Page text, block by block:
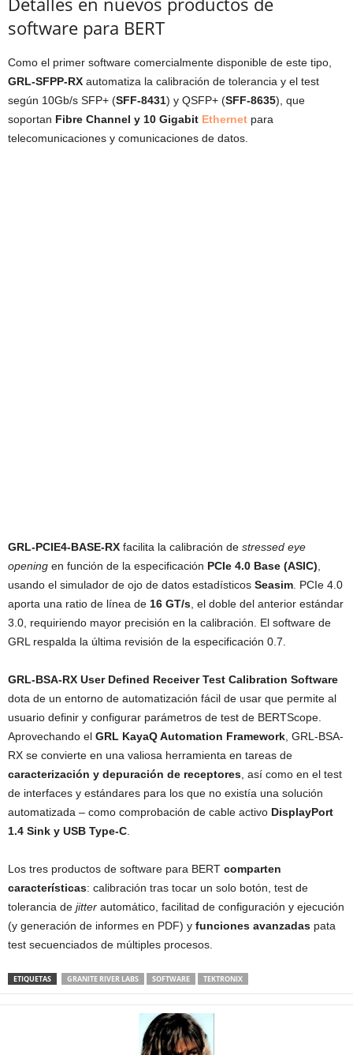
software para BERT
Como el primer software comercialmente disponible de este tipo,
GRL-SFPP-RX automatiza la calibración de tolerancia y el test
según 10Gb/s SFP+ (SFF-8431) y QSFP+ (SFF-8635), que
soportan Fibre Channel y 10 Gigabit Ethernet para
telecomunicaciones y comunicaciones de datos.
GRL-PCIE4-BASE-RX facilita la calibración de stressed eye
opening en función de la especificación PCIe 4.0 Base (ASIC)
usando el simulador de ojo de datos estadísticos Seasim . PCIe 4.0
aporta una ratio de línea de 16 GT/s , el doble del anterior estándar
3.0, requiriendo mayor precisión en la calibración. El software de
GRL respalda la última revisión de la especificación 0.7.
GRL-BSA-RX User Defined Receiver Test Calibration Software
dota de un entorno de automatización fácil de usar que permite al
usuario definir y configurar parámetros de test de BERTScope.
Aprovechando el GRL KayaQ Automation Framework , GRL-BSA-
RX se convierte en una valiosa herramienta en tareas de
caracterización y depuración de receptores , así como en el test
de interfaces y estándares para los que no existía una solución
automatizada – como comprobación de cable activo DisplayPort
1.4 Sink y USB Type-C
Los tres productos de software para BERT comparten
características: calibración tras tocar un solo botón, test de
tolerancia de jitter automático, facilitad de configuración y ejecución
(y generación de informes en PDF) y funciones avanzadas pata
test secuenciados de múltiples procesos.
ETIQUETAS GRANITE RIVER LABS SOFTWARE TEKTRONIX